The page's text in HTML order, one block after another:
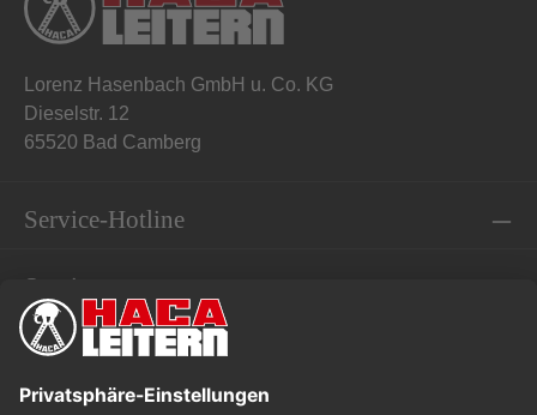
Lorenz Hasenbach GmbH u. Co. KG
Dieselstr. 12
65520 Bad Camberg
Service-Hotline
Service
Informationen